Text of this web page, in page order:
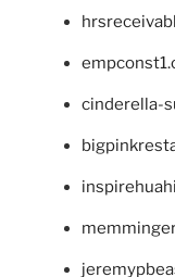
cinderella-